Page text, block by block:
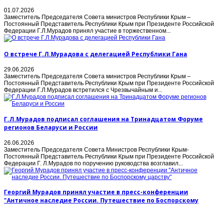
01.07.2026
Заместитель Председателя Совета министров Республики Крым –
Постоянный Представитель Республики Крым при Президенте Российской
Федерации Г.Л.Мурадов принял участие в торжественном...
О встрече Г.Л.Мурадова с делегацией Республики Гана
29.06.2026
Заместитель Председателя Совета министров Республики Крым –
Постоянный Представитель Республики Крым при Президенте Российской
Федерации Г.Л.Мурадов встретился с Чрезвычайным и...
Г.Л.Мурадов подписал соглашения на Тринадцатом Форуме
регионов Беларуси и России
26.06.2026
Заместитель Председателя Совета Министров Республики Крым-
Постоянный Представитель Республики Крым при Президенте Российской
Федерации Г. Л.Мурадов по поручению руководства возглавил...
Георгий Мурадов принял участие в пресс-конференции
"Античное наследие России. Путешествие по Боспорскому